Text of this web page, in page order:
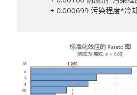
+ 0.000699 污染程度*冷